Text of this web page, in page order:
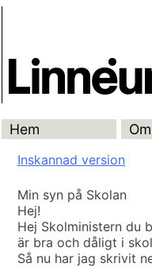
Hem Om
Inskannad version
Min syn på Skolan
Hej!
Hej Skolministern du
är bra och dåligt i
Så nu har jag skrivit